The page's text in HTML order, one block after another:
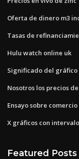
Oferta de dinero m3
Tasas de
Hulu watch online uk
Significado del gráfico
Nosotros los precios
Ensayo sobre
X gráficos con
Featured Posts